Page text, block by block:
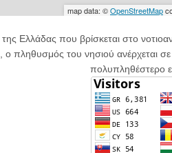
της Ελλάδας που βρίσκεται στο
, ο πληθυσμός του νησιού ανέρχεται
πολυπληθέστερο